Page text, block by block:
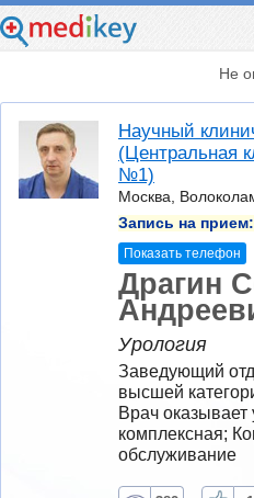
Не
Научный
(Центральная
№1)
Москва,
Запись на прием:
Показать телефон
Драгин
Урология
Заведующий
высшей
Врач оказывает
комплексная;
обслуживание